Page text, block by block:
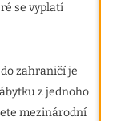
se vyplatí
zahraničí je
z jednoho
mezinárodní